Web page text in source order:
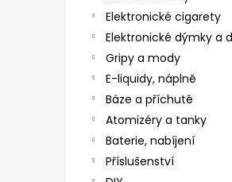
Elektronické cigarety
Elektronické dýmky a
Gripy a mody
E-liquidy, náplně
Báze a příchutě
Atomizéry a tanky
Baterie, nabíjení
Příslušenství